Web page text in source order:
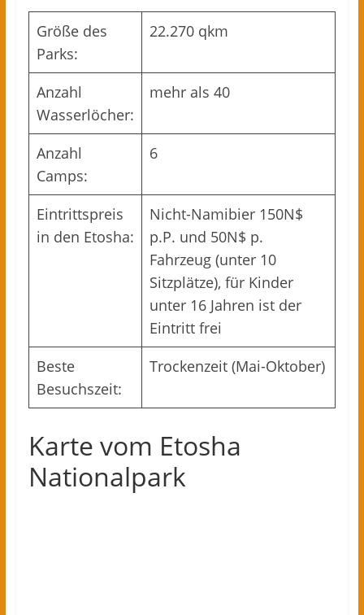
Größe des
Parks:
22.270 qkm
Anzahl
Wasserlöcher:
mehr als 40
Anzahl
Camps:
6
Eintrittspreis
in den Etosha:
Nicht-Namibier 150N$
p.P. und 50N$ p.
Fahrzeug (unter 10
Sitzplätze), für Kinder
unter 16 Jahren ist der
Eintritt frei
Beste
Besuchszeit:
Trockenzeit (Mai-Oktober)
Karte vom Etosha
Nationalpark